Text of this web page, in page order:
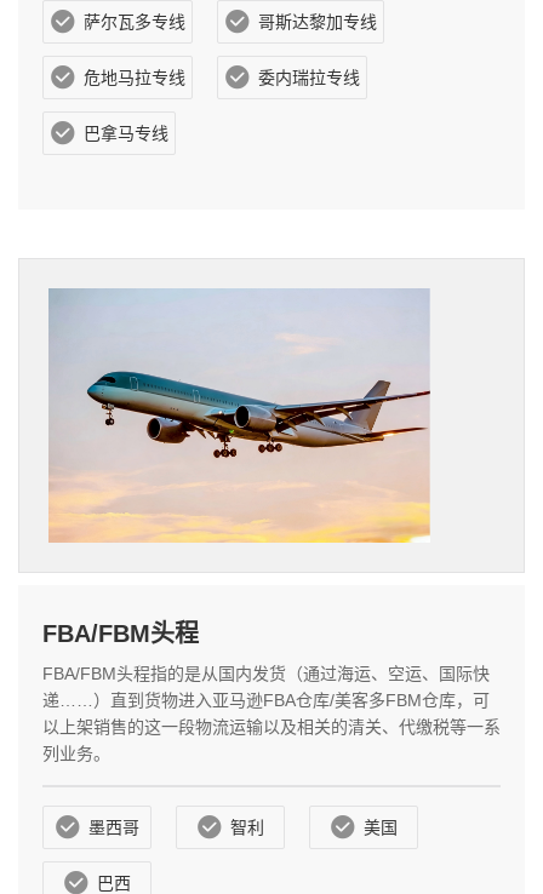
萨尔瓦多专线 哥斯达黎加专线
危地马拉专线 委内瑞拉专线
巴拿马专线
FBA/FBM头程
FBA/FBM头程指的是从国内发货（通过海运、空运、国际快
递……）直到货物进入亚马逊FBA仓库/美客多FBM仓库，可
以上架销售的这一段物流运输以及相关的清关、代缴税等一系
列业务。
墨西哥 智利 美国
巴西